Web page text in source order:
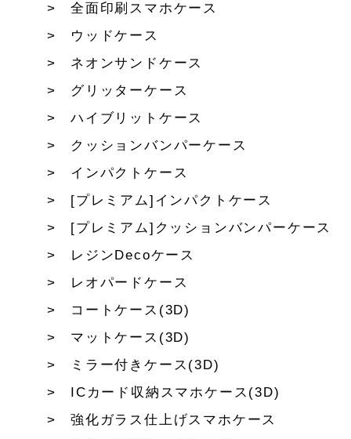
全面印刷スマホケース
ウッドケース
ネオンサンドケース
グリッターケース
ハイブリットケース
クッションバンパーケース
インパクトケース
[プレミアム]インパクトケース
[プレミアム]クッションバンパーケース
レジンDecoケース
レオパードケース
コートケース(3D)
マットケース(3D)
ミラー付きケース(3D)
ICカード収納スマホケース(3D)
強化ガラス仕上げスマホケース